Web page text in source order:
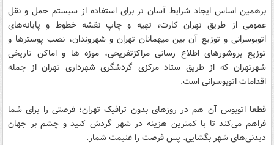
برهمین اساس ایجاد شرایط آسان تر برای استفاده از سیستم حمل و نقل
عمومی از طریق تهران کارت، تهیه و چاپ نقشه خطوط و پایانه‌های
اتوبوسرانی و توزیع آن بین میهمانان تهران و شهروندان، نصب پوسترها و
توزیع بروشورهای اطلاع رسانی مراکزتفریحی، موزه‏ ها و اماکن تاریخی
شهرتهران که از طریق ستاد مرکزی گردشگری شهرداری تهران از جمله
اقدامات اتوبوسرانی است.
قطعا اتوبوس آن هم در روزهای بدون ترافیک تهران؛ فرصتی را برای شما
فراهم می‌کند تا با کمترین هزینه در شهر گردش کنید و چشم بر جهان
دیدنی‌های شهر بگشایی. پس فرصت را غنیمت شمار.